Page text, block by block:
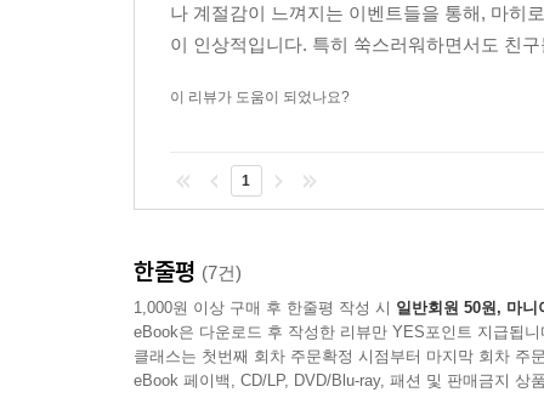
나 계절감이 느껴지는 이벤트들을 통해, 마히
이 인상적입니다. 특히 쑥스러워하면서도 친
이 리뷰가 도움이 되었나요?
1
한줄평 (7건)
1,000원 이상 구매 후 한줄평 작성 시 일반회원 50원, 마니
eBook은 다운로드 후 작성한 리뷰만 YES포인트 지급됩니
클래스는 첫번째 회차 주문확정 시점부터 마지막 회차 주
eBook 페이백, CD/LP, DVD/Blu-ray, 패션 및 판매금지 상